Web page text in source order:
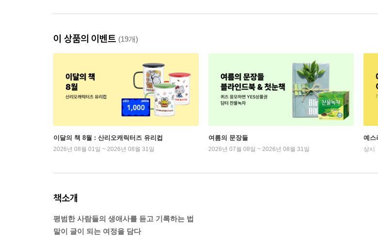
이 상품의 이벤트 (19개)
이달의 책 8월 : 산리오캐릭터즈 유리컵
2026년 08월 01일 ~ 2026년 08월 31일
여름의 문장들
2026년 07월 08일 ~ 2026년 08월 31일
예스
상시
책소개
평범한 사람들의 생애사를 듣고 기록하는 법
말이 글이 되는 여정을 담다